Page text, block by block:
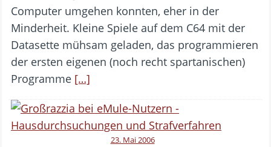
Computer umgehen konnten, eher in der
Minderheit. Kleine Spiele auf dem C64 mit der
Datasette mühsam geladen, das programmieren
der ersten eigenen (noch recht spartanischen)
Programme […]
23. Mai 2006